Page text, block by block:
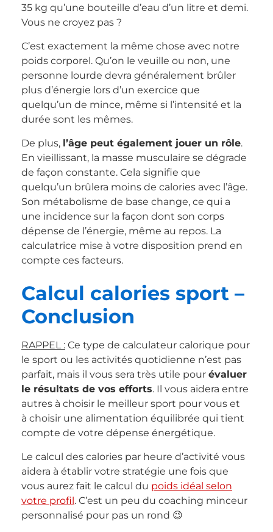
35 kg qu’une bouteille d’eau d’un litre et demi.
Vous ne croyez pas ?
C’est exactement la même chose avec notre
poids corporel. Qu’on le veuille ou non, une
personne lourde devra généralement brûler
plus d’énergie lors d’un exercice que
quelqu’un de mince, même si l’intensité et la
durée sont les mêmes.
De plus, l’âge peut également jouer un rôle.
En vieillissant, la masse musculaire se dégrade
de façon constante. Cela signifie que
quelqu’un brûlera moins de calories avec l’âge.
Son métabolisme de base change, ce qui a
une incidence sur la façon dont son corps
dépense de l’énergie, même au repos. La
calculatrice mise à votre disposition prend en
compte ces facteurs.
Calcul calories sport –
Conclusion
RAPPEL : Ce type de calculateur calorique pour
le sport ou les activités quotidienne n’est pas
parfait, mais il vous sera très utile pour évaluer
le résultats de vos efforts. Il vous aidera entre
autres à choisir le meilleur sport pour vous et
à choisir une alimentation équilibrée qui tient
compte de votre dépense énergétique.
Le calcul des calories par heure d’activité vous
aidera à établir votre stratégie une fois que
vous aurez fait le calcul du poids idéal selon
votre profil. C’est un peu du coaching minceur
personnalisé pour pas un rond 😉